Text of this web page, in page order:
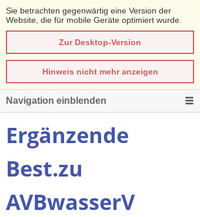
Sie betrachten gegenwärtig eine Version der
Website, die für mobile Geräte optimiert wurde.
Zur Desktop-Version
Hinweis nicht mehr anzeigen
Navigation einblenden
Ergänzende
Best.zu
AVBwasserV